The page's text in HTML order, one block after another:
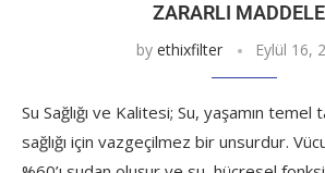
ZARARLI
by ethixfilter Eylül 16,
Su Sağlığı ve Kalitesi; Su, yaşamın temel
sağlığı için vazgeçilmez bir unsurdur.